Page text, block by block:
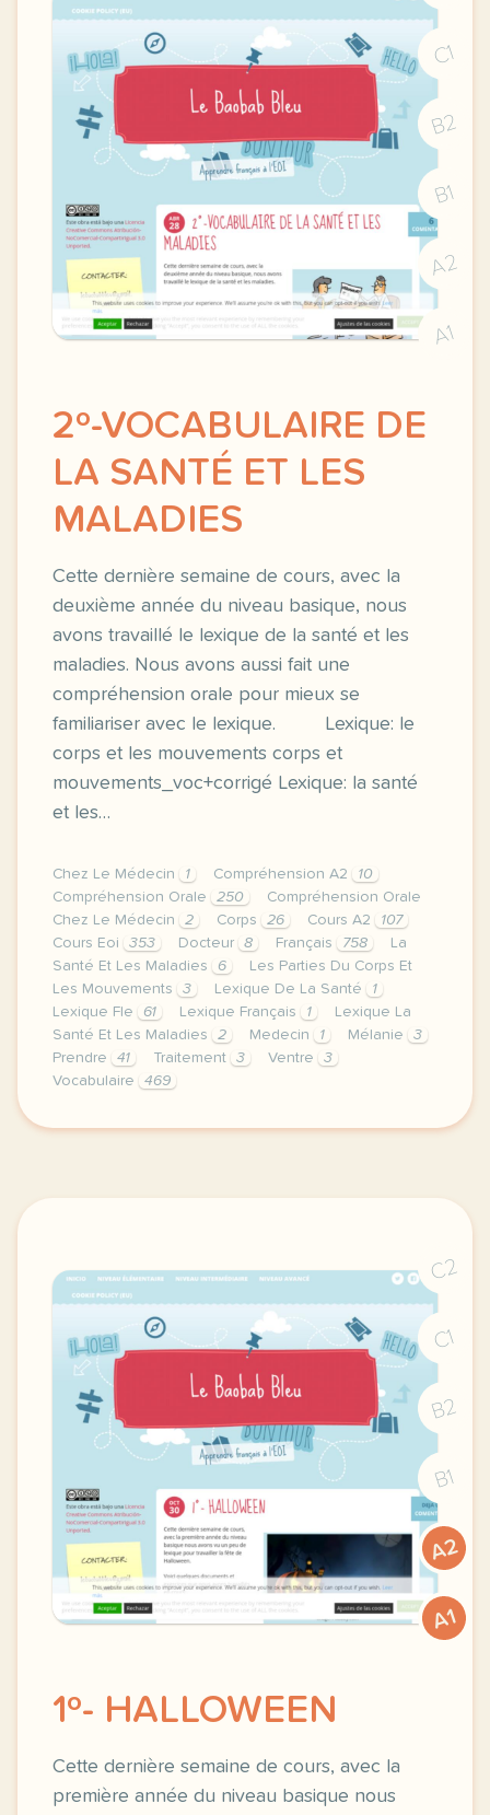
C1
B2
B1
A2
A1
2º-VOCABULAIRE DE
LA SANTÉ ET LES
MALADIES
Cette dernière semaine de cours, avec la
deuxième année du niveau basique, nous
avons travaillé le lexique de la santé et les
maladies. Nous avons aussi fait une
compréhension orale pour mieux se
familiariser avec le lexique. Lexique: le
corps et les mouvements corps et
mouvements_voc+corrigé Lexique: la santé
et les…
Chez Le Médecin 1 Compréhension A2
10
Compréhension Orale
250
Compréhension Orale
Chez Le Médecin
2 Corps 26 Cours A2
107
Cours Eoi
353 Docteur 8 Français 758
La
Santé Et Les Maladies
6
Les Parties Du Corps Et
Les Mouvements
3 Lexique De La Santé
1
Lexique Fle
61 Lexique Français 1
Lexique La
Santé Et Les Maladies
2 Medecin 1 Mélanie
3
Prendre
41 Traitement 3 Ventre
3
Vocabulaire
469
image e psychiatrie frcette derniere semaine de
C2
C1
B2
B1
A2
A1
1º- HALLOWEEN
Cette dernière semaine de cours, avec la
première année du niveau basique nous